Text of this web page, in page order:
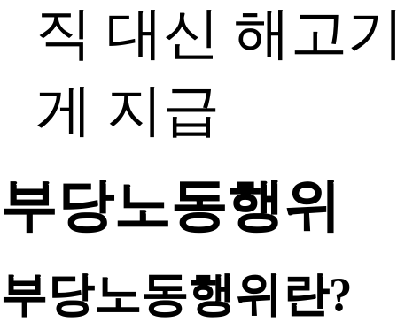
직 대신 해고
게 지급
부당노동행위
부당노동행위란?